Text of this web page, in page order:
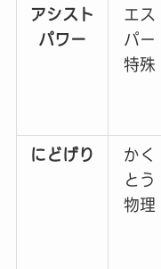
アシスト
パワー
エス
パー
特殊
にどげり
かく
とう
物理